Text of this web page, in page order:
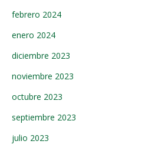
febrero 2024
enero 2024
diciembre 2023
noviembre 2023
octubre 2023
septiembre 2023
julio 2023